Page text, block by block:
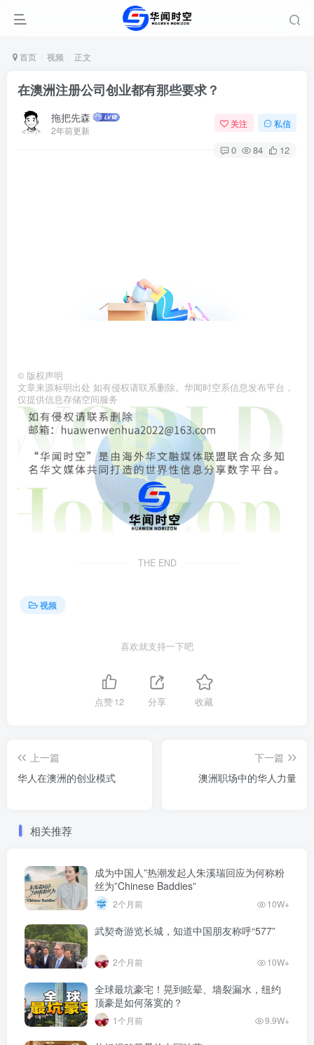
首页 视频 正文
在澳洲注册公司创业都有那些要求？
拖把先森
2年前更新
关注 私信
0 84 12
© 版权声明
文章来源标明出处 如有侵权请联系删除。华闻时空系信息发布平台，
仅提供信息存储空间服务
THE END
视频
喜欢就支持一下吧
点赞12 分享 收藏
上一篇
华人在澳洲的创业模式
下一篇
澳洲职场中的华人力量
相关推荐
成为中国人”热潮发起人朱溪瑞回应为何称粉
丝为”Chinese Baddies”
2个月前 10W+
武契奇游览长城，知道中国朋友称呼“577”
2个月前 10W+
全球最坑豪宅！晃到眩晕、墙裂漏水，纽约
顶豪是如何落寞的？
1个月前 9.9W+